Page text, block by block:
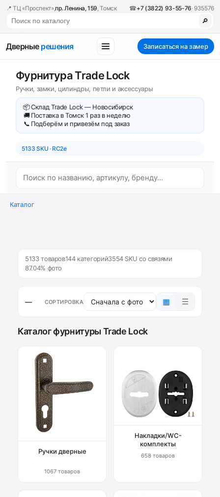
📍 ТЦ «Проспект»,пр. Ленина, 159, Томск ☎+7 (3822) 93-55-76· 935576
🔎
Дверные решения Записаться на замер
Фурнитура Trade Lock
Ручки, замки, цилиндры, петли и аксессуары
📦Склад Trade Lock — Новосибирск
🚚 Поставка в Томск 1 раз в неделю
📞 Подберём и привезём под заказ
5133 SKU · RC2e
Каталог
5133 товаров144 категорий3554 SKU со связями
87.04% фото
— СОРТИРОВКА ▦ ☰
Каталог фурнитуры Trade Lock
Ручки дверные
1067 товаров
Накладки/WC-
комплекты
658 товаров